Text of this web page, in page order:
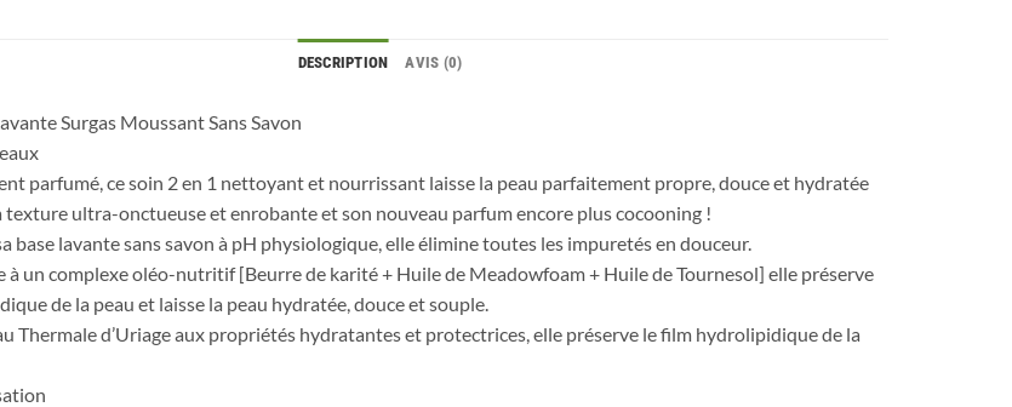
DESCRIPTION AVIS (0)
Surgas Moussant Sans Savon
parfumé, ce soin 2 en 1 nettoyant et nourrissant laisse la peau parfaitement propre, douce et hydratée
texture ultra-onctueuse et enrobante et son nouveau parfum encore plus cocooning !
base lavante sans savon à pH physiologique, elle élimine toutes les impuretés en douceur.
à un complexe oléo-nutritif [Beurre de karité + Huile de Meadowfoam + Huile de Tournesol] elle préserve
de la peau et laisse la peau hydratée, douce et souple.
Thermale d’Uriage aux propriétés hydratantes et protectrices, elle préserve le film hydrolipidique de la